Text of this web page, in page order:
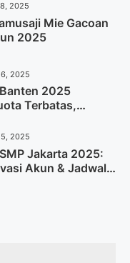
2025
Mie Gacoan
2025
2025
2025
Terbatas,
2025
Jakarta 2025:
Akun & Jadwal